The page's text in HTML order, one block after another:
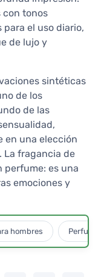
con tonos
el uso diario,
de lujo y
sintéticas
de los
de las
en una elección
La fragancia de
perfume: es una
emociones y
hombres